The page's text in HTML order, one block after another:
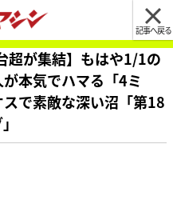
記事へ戻る
が集結】もはや1/1の
本気でハマる「4ミ
で素敵な深い沼「第18